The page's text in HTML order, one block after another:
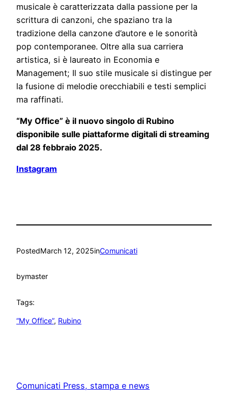
musicale è caratterizzata dalla passione per la
scrittura di canzoni, che spaziano tra la
tradizione della canzone d’autore e le sonorità
pop contemporanee. Oltre alla sua carriera
artistica, si è laureato in Economia e
Management; Il suo stile musicale si distingue per
la fusione di melodie orecchiabili e testi semplici
ma raffinati.
“My Office” è il nuovo singolo di Rubino
disponibile sulle piattaforme digitali di streaming
dal 28 febbraio 2025.
Instagram
PostedMarch 12, 2025inComunicati
bymaster
Tags:
“My Office”, Rubino
Comunicati Press, stampa e news